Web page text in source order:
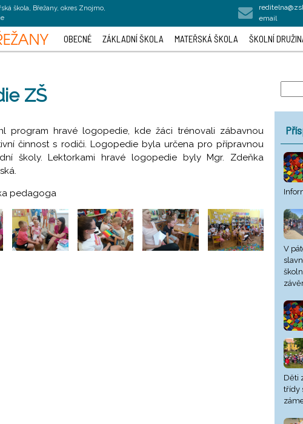
škola, Břežany, okres Znojmo,
email
OBECNÉ ZÁKLADNÍ ŠKOLA MATEŘSKÁ ŠKOLA ŠKOLNÍ
ZŠ
program hravé logopedie, kde žáci trénovali zábavnou
činnost s rodiči. Logopedie byla určena pro přípravnou
školy. Lektorkami hravé logopedie byly Mgr. Zdeňka
pedagoga
V
Děti
třídy